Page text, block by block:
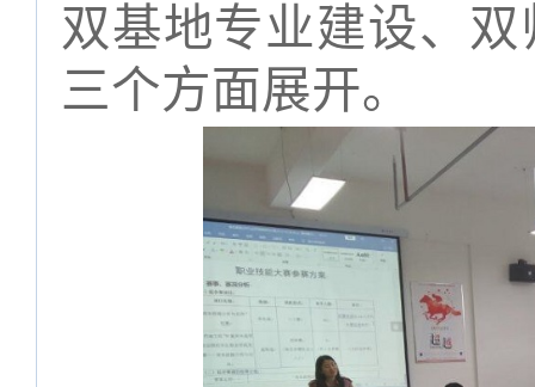
双基地专业建设、
三个方面展开。